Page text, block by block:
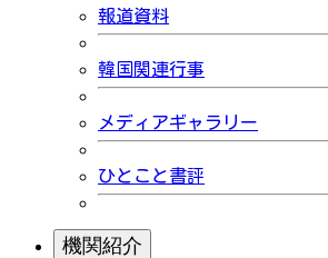
報道資料
韓国関連行事
メディアギャラリー
ひとこと書評
機関紹介